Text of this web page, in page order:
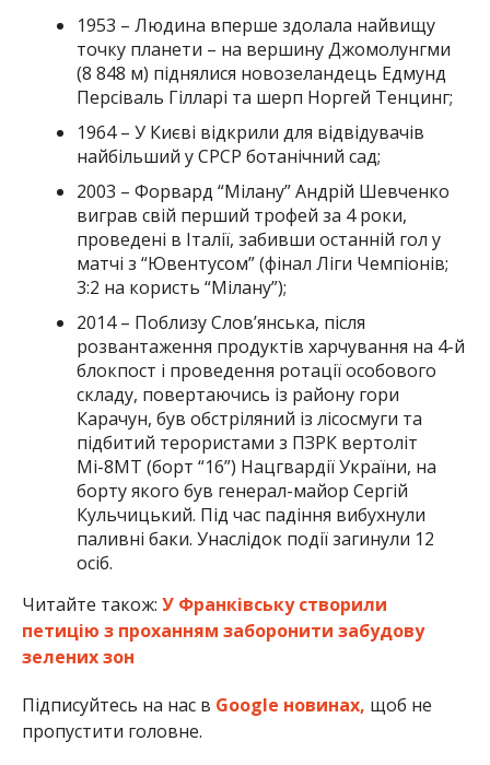
1953 – Людина вперше здолала найвищу
точку планети – на вершину Джомолунгми
(8 848 м) піднялися новозеландець Едмунд
Персіваль Гілларі та шерп Норгей Тенцинг;
1964 – У Києві відкрили для відвідувачів
найбільший у СРСР ботанічний сад;
2003 – Форвард “Мілану” Андрій Шевченко
виграв свій перший трофей за 4 роки,
проведені в Італії, забивши останній гол у
матчі з “Ювентусом” (фінал Ліги Чемпіонів;
3:2 на користь “Мілану”);
2014 – Поблизу Слов’янська, після
розвантаження продуктів харчування на 4-й
блокпост і проведення ротації особового
складу, повертаючись із району гори
Карачун, був обстріляний із лісосмуги та
підбитий терористами з ПЗРК вертоліт
Мі-8МТ (борт “16”) Нацгвардії України, на
борту якого був генерал-майор Сергій
Кульчицький. Під час падіння вибухнули
паливні баки. Унаслідок події загинули 12
осіб.
Читайте також: У Франківську створили
петицію з проханням заборонити забудову
зелених зон
Підписуйтесь на нас в Google новинах, щоб не
пропустити головне.